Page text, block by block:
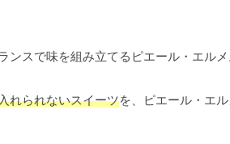
ンスで味を組み立てるピエール・エルメ
れられないスイーツを、ピエール・エ